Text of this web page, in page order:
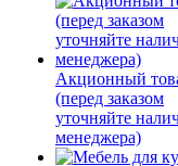
Акционный
(перед заказом
уточняйте
менеджера)